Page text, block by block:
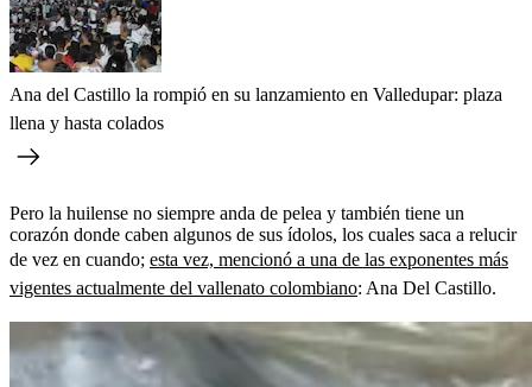
Ana del Castillo la rompió en su lanzamiento en Valledupar: plaza
llena y hasta colados
Pero la huilense no siempre anda de pelea y también tiene un
corazón donde caben algunos de sus ídolos, los cuales saca a relucir
de vez en cuando; esta vez, mencionó a una de las exponentes más
vigentes actualmente del vallenato colombiano: Ana Del Castillo.